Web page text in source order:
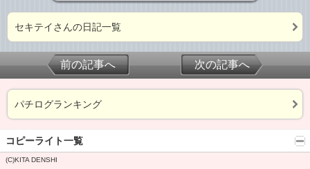
セキテイさんの日記一覧
前の記事へ 次の記事へ
パチログランキング
コピーライト一覧
(C)KITA DENSHI